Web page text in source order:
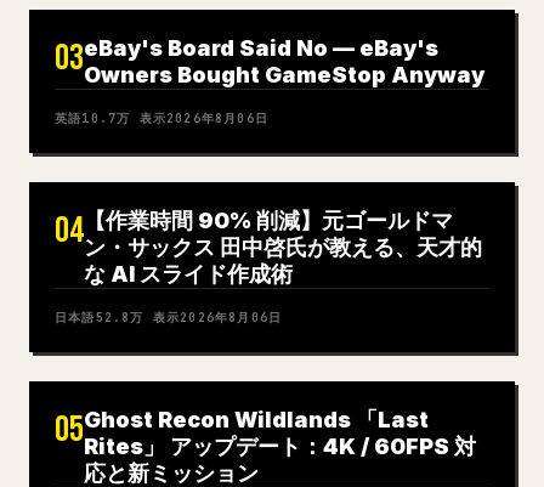
03eBay's Board Said No — eBay's
Owners Bought GameStop Anyway
英語10.7万 表示2026年8月06日
04 【作業時間 90% 削減】元ゴールドマ
ン・サックス 田中啓氏が教える、天才的
な AI スライド作成術
日本語52.8万 表示2026年8月06日
05Ghost Recon Wildlands 「Last
Rites」 アップデート：4K / 60FPS 対
応と新ミッション